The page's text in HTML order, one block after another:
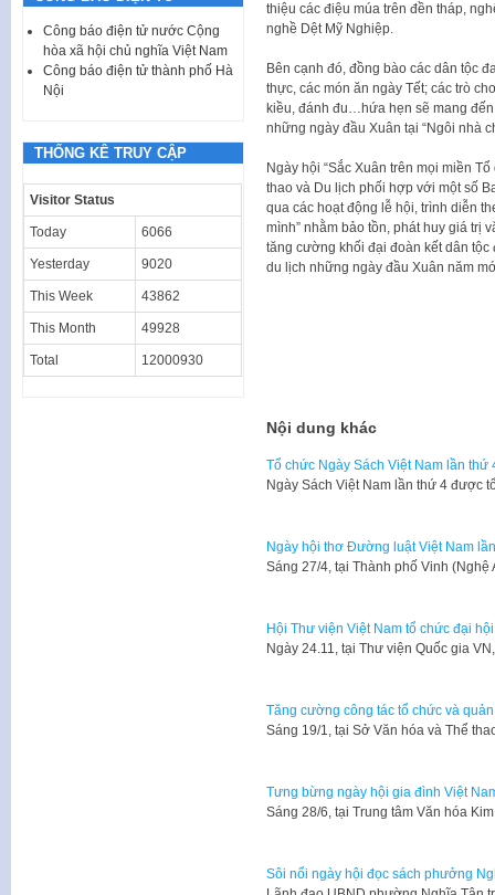
thiệu các điệu múa trên đền tháp,
nghề Dệt Mỹ Nghiệp.
Bên cạnh đó, đồng bào các dân tộc
thực, các món ăn ngày Tết; các trò
kiều, đánh đu…hứa hẹn sẽ mang
những ngày đầu Xuân tại “Ngôi nhà
Ngày hội “Sắc Xuân trên mọi miền
thao và Du lịch phối hợp với một số
qua các hoạt động lễ hội, trình diễn
mình” nhằm bảo tồn, phát huy giá trị
tăng cường khối đại đoàn kết dân
du lịch những ngày đầu Xuân năm
Nội dung khác
Tổ chức Ngày Sách Việt Nam lần thứ
Ngày Sách Việt Nam lần thứ 4 được
Ngày hội thơ Đường luật Việt Nam
Sáng 27/4, tại Thành phố Vinh
Hội Thư viện Việt Nam tổ chức đại
​Ngày 24.11, tại Thư viện Quốc gia
Tăng cường công tác tổ chức và
​Sáng 19/1, tại Sở Văn hóa và Thể
Tưng bừng ngày hội gia đình Việt
Sáng 28/6, tại Trung tâm Văn hóa
Sôi nổi ngày hội đọc sách phưởng
Công báo điện tử nước Cộng
hòa xã hội chủ nghĩa Việt Nam
Công báo điện tử thành phố Hà
Nội
THỐNG KÊ TRUY CẬP
Visitor Status
Today 6066
Yesterday 9020
This Week 43862
This Month 49928
Total 12000930